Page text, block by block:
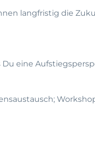
langfristig die
eine